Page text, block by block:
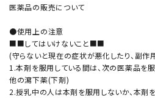
医薬品の販売について
●使用上の注意
■■してはいけないこと■■
(守らないと現在の症状が悪化したり、副作
1.本剤を服用している間は、次の医薬品を
他の瀉下薬(下剤)
2.授乳中の人は本剤を服用しないか、本剤